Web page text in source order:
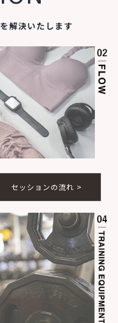
解決いたします
セッションの流れ >